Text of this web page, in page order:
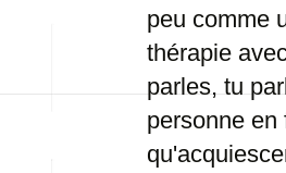
peu comme
thérapie
parles, tu
personne en